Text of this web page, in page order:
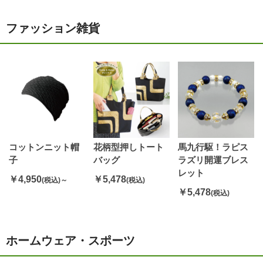
ファッション雑貨
コットンニット帽
子
￥4,950(税込)～
花柄型押しトート
バッグ
￥5,478(税込)
馬九行駆！ラピス
ラズリ開運ブレス
レット
￥5,478(税込)
ホームウェア・スポーツ